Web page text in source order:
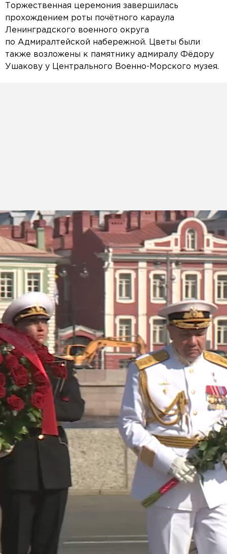
Торжественная церемония завершилась
прохождением роты почётного караула
Ленинградского военного округа
по Адмиралтейской набережной. Цветы были
также возложены к памятнику адмиралу Фёдору
Ушакову у Центрального Военно-Морского музея.